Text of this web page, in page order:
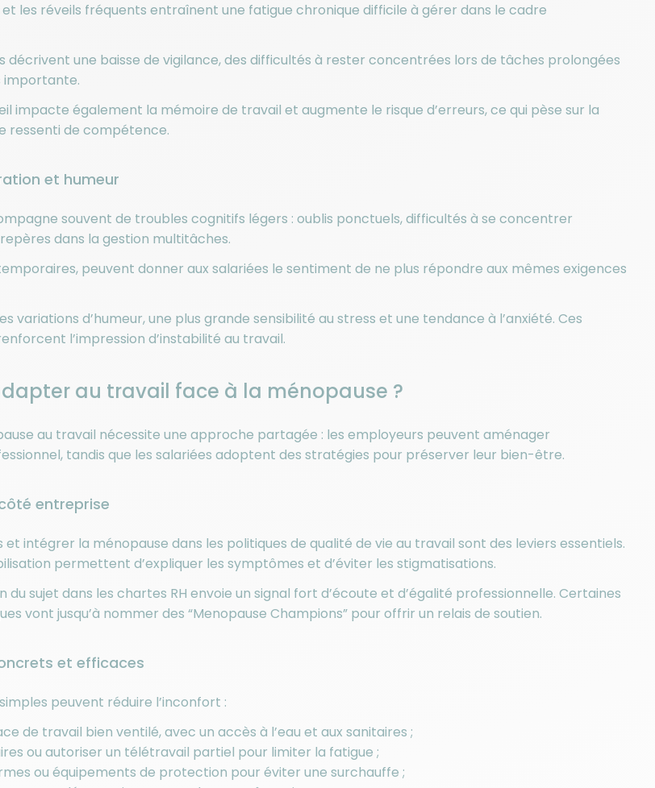
et les réveils fréquents entraînent une fatigue chronique difficile à gérer dans le cadre
décrivent une baisse de vigilance, des difficultés à rester concentrées lors de tâches prolongées
importante.
impacte également la mémoire de travail et augmente le risque d’erreurs, ce qui pèse sur la
ressenti de compétence.
et humeur
souvent de troubles cognitifs légers : oublis ponctuels, difficultés à se concentrer
dans la gestion multitâches.
peuvent donner aux salariées le sentiment de ne plus répondre aux mêmes exigences
variations d’humeur, une plus grande sensibilité au stress et une tendance à l’anxiété. Ces
l’impression d’instabilité au travail.
au travail face à la ménopause ?
au travail nécessite une approche partagée : les employeurs peuvent aménager
tandis que les salariées adoptent des stratégies pour préserver leur bien-être.
entreprise
intégrer la ménopause dans les politiques de qualité de vie au travail sont des leviers essentiels.
permettent d’expliquer les symptômes et d’éviter les stigmatisations.
du sujet dans les chartes RH envoie un signal fort d’écoute et d’égalité professionnelle. Certaines
vont jusqu’à nommer des “Menopause Champions” pour offrir un relais de soutien.
et efficaces
peuvent réduire l’inconfort :
de travail bien ventilé, avec un accès à l’eau et aux sanitaires ;
ou autoriser un télétravail partiel pour limiter la fatigue ;
ou équipements de protection pour éviter une surchauffe ;